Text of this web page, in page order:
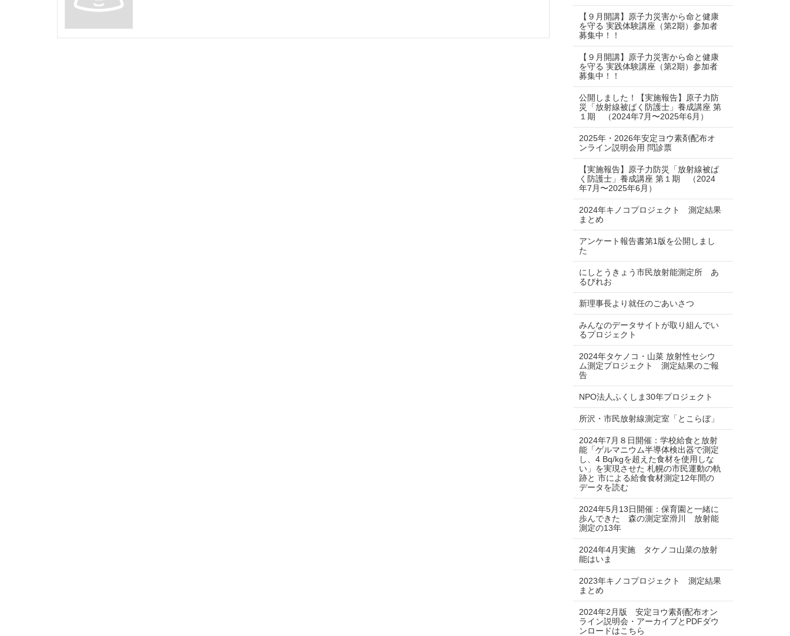
【９月開講】原子力災害から命と健康
を守る 実践体験講座（第2期）参加者
募集中！！
【９月開講】原子力災害から命と健康
を守る 実践体験講座（第2期）参加者
募集中！！
公開しました！【実施報告】原子力防
災「放射線被ばく防護士」養成講座 第
１期 （2024年7月〜2025年6月）
2025年・2026年安定ヨウ素剤配布オ
ンライン説明会用 問診票
【実施報告】原子力防災「放射線被ば
く防護士」養成講座 第１期 （2024
年7月〜2025年6月）
2024年キノコプロジェクト 測定結果
まとめ
アンケート報告書第1版を公開しまし
た
にしとうきょう市民放射能測定所 あ
るびれお
新理事長より就任のごあいさつ
みんなのデータサイトが取り組んでい
るプロジェクト
2024年タケノコ・山菜 放射性セシウ
ム測定プロジェクト 測定結果のご報
告
NPO法人ふくしま30年プロジェクト
所沢・市民放射線測定室「とこらぼ」
2024年7月８日開催：学校給食と放射
能「ゲルマニウム半導体検出器で測定
し、4 Bq/kgを超えた食材を使用しな
い」を実現させた 札幌の市民運動の軌
跡と 市による給食食材測定12年間の
データを読む
2024年5月13日開催：保育園と一緒に
歩んできた 森の測定室滑川 放射能
測定の13年
2024年4月実施 タケノコ山菜の放射
能はいま
2023年キノコプロジェクト 測定結果
まとめ
2024年2月版 安定ヨウ素剤配布オン
ライン説明会・アーカイブとPDFダウ
ンロードはこちら